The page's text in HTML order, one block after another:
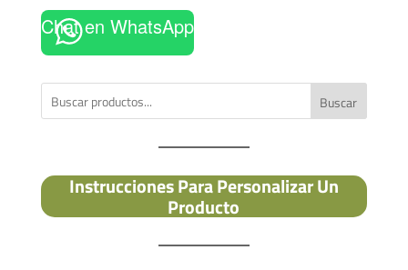
Chat en WhatsApp
Buscar
Instrucciones Para Personalizar Un
Producto